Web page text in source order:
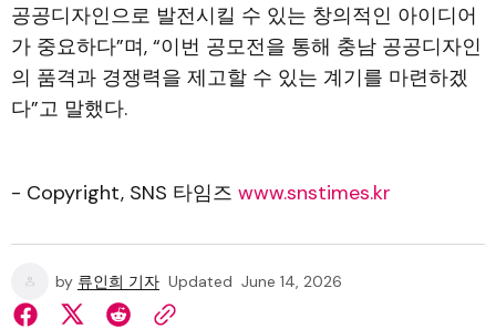
공공디자인으로 발전시킬 수 있는 창의적인 아이디어
가 중요하다”며, “이번 공모전을 통해 충남 공공디자인
의 품격과 경쟁력을 제고할 수 있는 계기를 마련하겠
다”고 말했다.
- Copyright, SNS 타임즈 www.snstimes.kr
by 류인희 기자 Updated June 14, 2026